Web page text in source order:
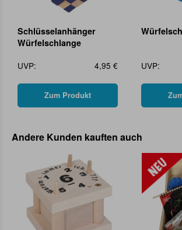
Schlüsselanhänger
Würfelschlange
UVP:
4,95 €
Zum Produkt
UVP:
Andere Kunden kauften auch